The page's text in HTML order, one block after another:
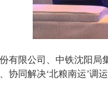
限公司、中铁沈阳局集
协同解决‘北粮南运’调